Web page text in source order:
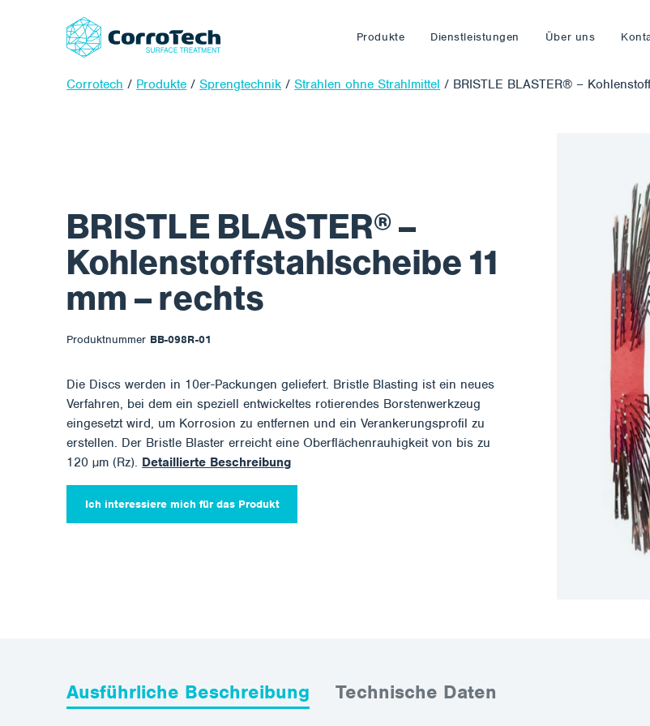
Produkte Dienstleistungen Über uns
Corrotech / Produkte /Sprengtechnik /Strahlen ohne Strahlmittel / BRISTLE BLASTER® –
BRISTLE BLASTER® –
Kohlenstoffstahlscheibe 11
mm – rechts
Produktnummer BB-098R-01
Die Discs werden in 10er-Packungen geliefert. Bristle Blasting ist ein neues
Verfahren, bei dem ein speziell entwickeltes rotierendes Borstenwerkzeug
eingesetzt wird, um Korrosion zu entfernen und ein Verankerungsprofil zu
erstellen. Der Bristle Blaster erreicht eine Oberflächenrauhigkeit von bis zu
120 µm (Rz). Detaillierte Beschreibung
Ich interessiere mich für das Produkt
Ausführliche Beschreibung Technische Daten